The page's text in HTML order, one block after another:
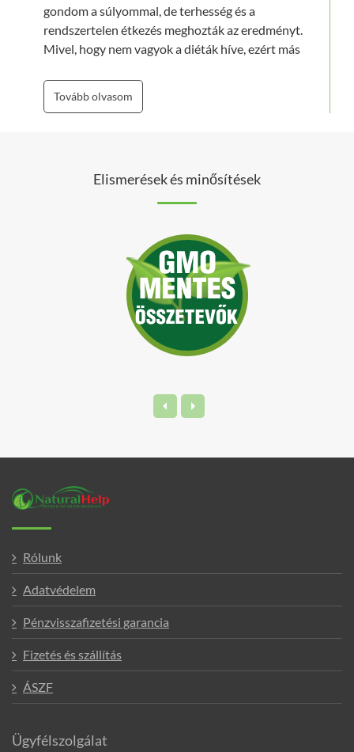
gondom a súlyommal, de terhesség és a
rendszertelen étkezés meghozták az eredményt.
Mivel, hogy nem vagyok a diéták híve, ezért más
már évek óta allergiával is küszködöm. Az
allergiámra természetesen az orvosok gyógyszer
(legalább hetente 5-ször 40 perc), és ami talán a
legfontosabb az allergiás tünetek tekintetében:
(évente kétszer: ősszel és tavasszal)
leghatékonyabb eszközök az egészségünk
megőrzésére. Az egészségem érdekében arra
gondoltam, rásegítek valamilyen rost
készítménnyel. Így találtam rá az interneten
NaturalHelp Complex
re, ami többet ígért, mint
méregtelenítést,
leglátványosabb hatás az volt, hogy a plusz kilók
gyorsan jönnek le rólam, és az allergiám is enyhül.
Tovább olvasom
Elismerések és minősítések
Rólunk
Adatvédelem
Pénzvisszafizetési garancia
Fizetés és szállítás
ÁSZF
Ügyfélszolgálat